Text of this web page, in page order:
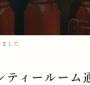
した
ティールーム